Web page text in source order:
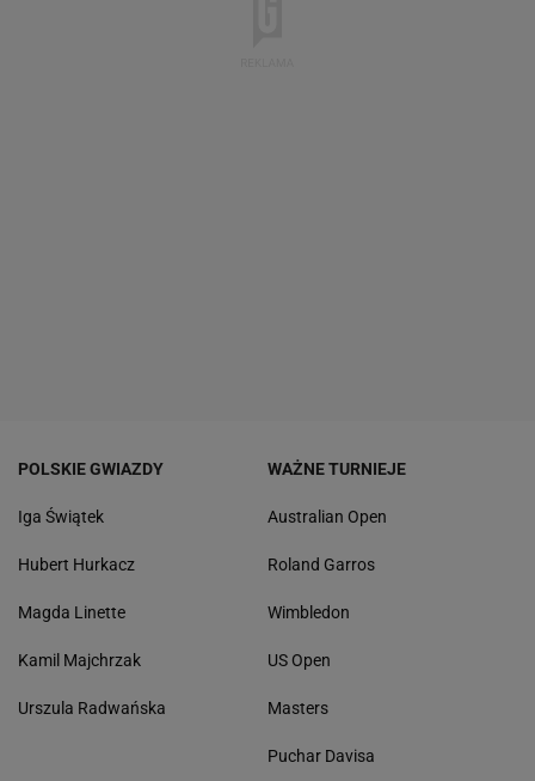
POLSKIE GWIAZDY
Iga Świątek
Hubert Hurkacz
Magda Linette
Kamil Majchrzak
Urszula Radwańska
WAŻNE TURNIEJE
Australian Open
Roland Garros
Wimbledon
US Open
Masters
Puchar Davisa